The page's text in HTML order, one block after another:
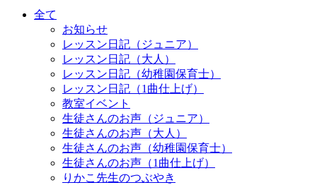
全て
お知らせ
レッスン日記（ジュニア）
レッスン日記（大人）
レッスン日記（幼稚園保育士）
レッスン日記（1曲仕上げ）
教室イベント
生徒さんのお声（ジュニア）
生徒さんのお声（大人）
生徒さんのお声（幼稚園保育士）
生徒さんのお声（1曲仕上げ）
りかこ先生のつぶやき